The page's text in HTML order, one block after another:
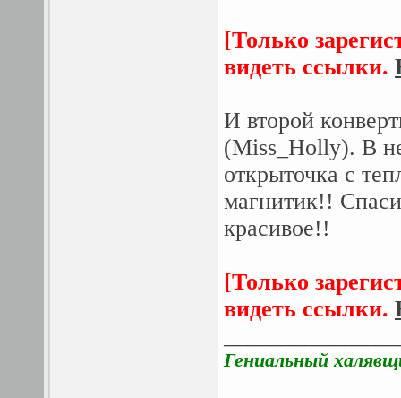
[Только
видеть ссылки.
И второй
(Miss_Holly). В
открыточка с
магнитик!!
красивое!!
[Только
видеть ссылки.
Гениальный